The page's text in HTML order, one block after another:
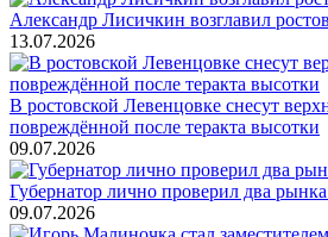
Александр Лисичкин возглавил
13.07.2026
В ростовской Левенцовке снесут
повреждённой после теракта высотки
09.07.2026
Губернатор лично проверил два
09.07.2026